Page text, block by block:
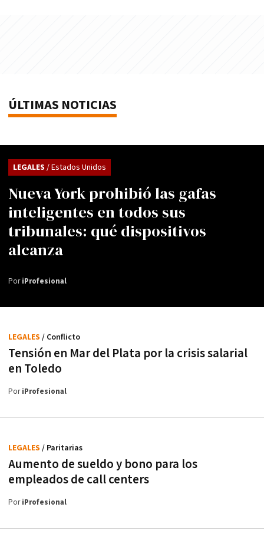
ÚLTIMAS NOTICIAS
Nueva York prohibió las gafas
inteligentes en todos sus
tribunales: qué dispositivos
alcanza
LEGALES / Estados Unidos
PoriProfesional
Tensión en Mar del Plata por la crisis salarial
en Toledo
LEGALES / Conflicto
PoriProfesional
Aumento de sueldo y bono para los
empleados de call centers
LEGALES / Paritarias
PoriProfesional